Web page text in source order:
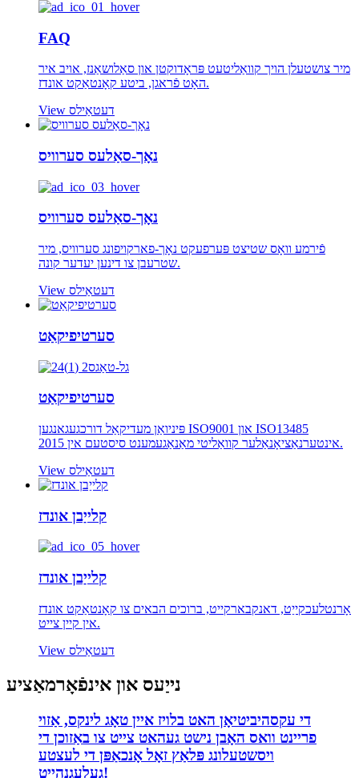
FAQ
מיר צושטעלן הויך קוואַליטעט פּראָדוקטן און סאַלושאַנז, אויב איר
האָט פֿראגן, ביטע קאָנטאַקט אונדז.
View דעטאַילס
נאָך-סאַלעס סערוויס
נאָך-סאַלעס סערוויס
פֿירמע וואָס שטיצט פּערפעקט נאָך-פארקויפונג סערוויס, מיר
שטרעבן צו דינען יעדער קונה.
View דעטאַילס
סערטיפיקאַט
סערטיפיקאַט
פּיניואַן מעדיקאַל דורכגעגאנגען ISO9001 און ISO13485
אינטערנאַציאָנאַלער קוואַליטי מאַנאַגעמענט סיסטעם אין 2015.
View דעטאַילס
קלייַבן אונדז
קלייַבן אונדז
אָרנטלעכקייַט, דאנקבארקייט, ברוכים הבאים צו קאָנטאַקט אונדז
אין קיין צייט.
View דעטאַילס
נייַעס און אינפֿאָרמאַציע
די עקסהיביטיאָן האט בלויז איין טאָג לינקס, אַזוי
פריינט וואס האָבן נישט געהאט צייט צו באַזוכן די
ויסשטעלונג פּלאַץ זאָל אָנכאַפּן די לעצטע
געלעגנהייַט!